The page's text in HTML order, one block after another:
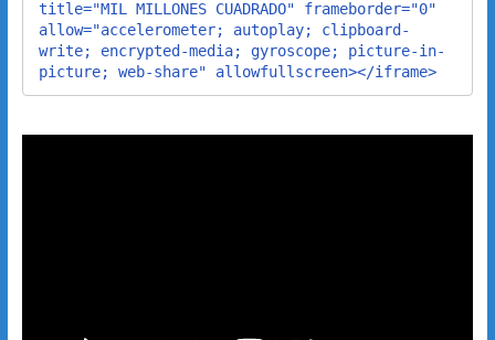
title="MIL MILLONES CUADRADO" frameborder="0"
allow="accelerometer; autoplay; clipboard-
write; encrypted-media; gyroscope; picture-in-
picture; web-share" allowfullscreen></iframe>